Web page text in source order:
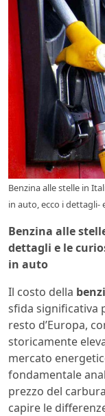
Benzina alle stelle in
in auto, ecco i dettagli-
Benzina alle
dettagli e le
in auto
Il costo della
sfida significativa
resto d’Europa,
storicamente
mercato
fondamentale
prezzo del
capire le